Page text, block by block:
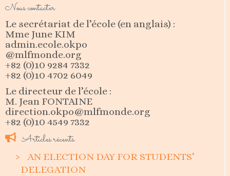
Nous contacter
Le secrétariat de l’école (en anglais) :
Mme June KIM
admin.ecole.okpo
@mlfmonde.org
+82 (0)10 9284 7332
+82 (0)10 4702 6049
Le directeur de l’école :
M. Jean FONTAINE
direction.okpo@mlfmonde.org
+82 (0)10 4549 7332
Articles récents
AN ELECTION DAY FOR STUDENTS’
DELEGATION